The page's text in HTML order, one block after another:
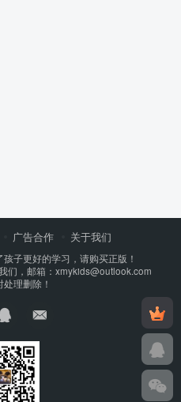
广告合作 关于我们
子更好的学习，请购买正版！
们，邮箱：xmykids@outlook.com
理删除！